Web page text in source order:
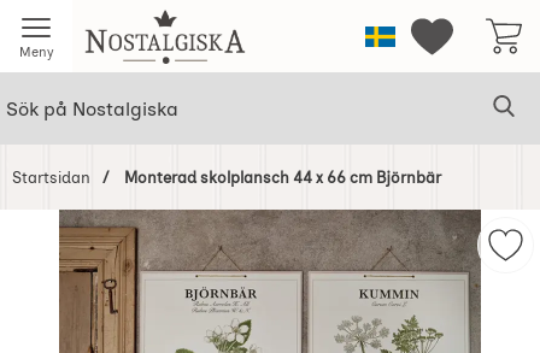
Meny Startsidan för NostalgiskaSverigeMina
Startsidan Monterad skolplansch 44 x 66 cm Björnbär
Hoppa